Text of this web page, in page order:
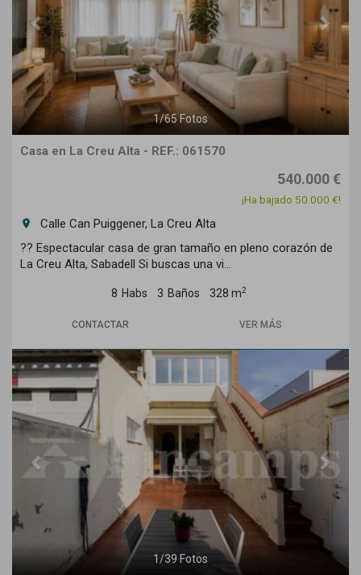
1/65Fotos
Casa en La Creu Alta - REF.: 061570
540.000 €
¡Ha bajado 50.000 €!
room
Calle Can Puiggener, La Creu Alta
?? Espectacular casa de gran tamaño en pleno corazón de
La Creu Alta, Sabadell Si buscas una vi...
8 Habs 3 Baños 328 m2
CONTACTAR VER MÁS
Previous Next
1 /39 Fotos